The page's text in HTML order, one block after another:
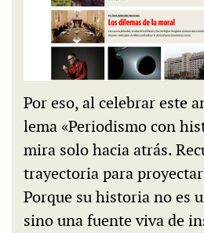
Por eso, al celebrar este
lema «Periodismo con
mira solo hacia atrás.
trayectoria para
Porque su historia no es
sino una fuente viva de